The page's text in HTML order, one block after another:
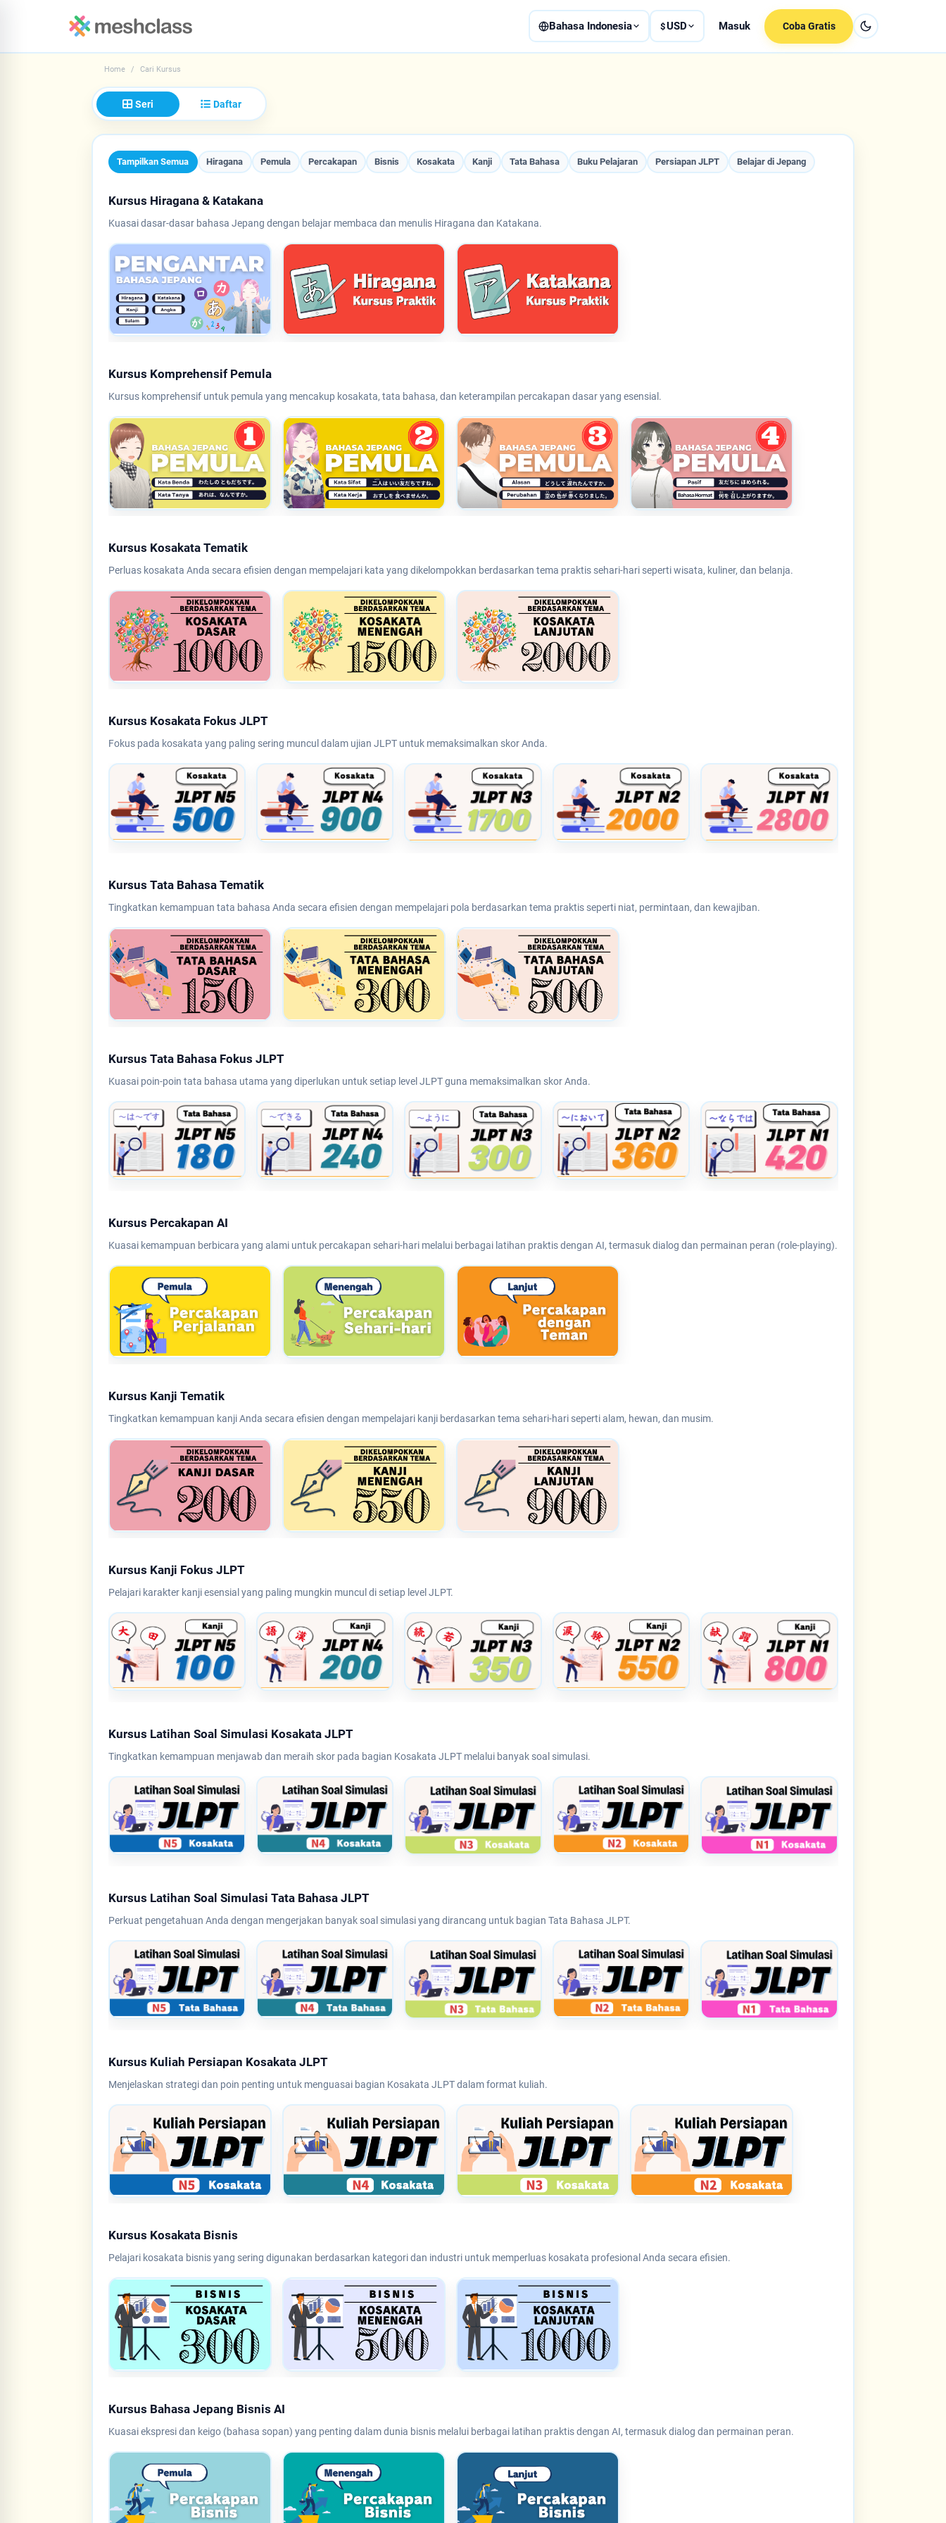
Bahasa Indonesia $USD Masuk Coba Gratis
Home Cari Kursus
Seri Daftar
Tampilkan Semua Hiragana Pemula Percakapan Bisnis Kosakata Kanji Tata Bahasa Buku Pelajaran Persiapan JLPT Belajar di Jepang
Kursus Hiragana & Katakana
Kuasai dasar-dasar bahasa Jepang dengan belajar membaca dan menulis Hiragana dan Katakana.
Kursus Komprehensif Pemula
Kursus komprehensif untuk pemula yang mencakup kosakata, tata bahasa, dan keterampilan percakapan dasar yang esensial.
Kursus Kosakata Tematik
Perluas kosakata Anda secara efisien dengan mempelajari kata yang dikelompokkan berdasarkan tema praktis sehari-hari seperti wisata, kuliner, dan belanja.
Kursus Kosakata Fokus JLPT
Fokus pada kosakata yang paling sering muncul dalam ujian JLPT untuk memaksimalkan skor Anda.
Kursus Tata Bahasa Tematik
Tingkatkan kemampuan tata bahasa Anda secara efisien dengan mempelajari pola berdasarkan tema praktis seperti niat, permintaan, dan kewajiban.
Kursus Tata Bahasa Fokus JLPT
Kuasai poin-poin tata bahasa utama yang diperlukan untuk setiap level JLPT guna memaksimalkan skor Anda.
Kursus Percakapan AI
Kuasai kemampuan berbicara yang alami untuk percakapan sehari-hari melalui berbagai latihan praktis dengan AI, termasuk dialog dan permainan peran (role-playing).
Kursus Kanji Tematik
Tingkatkan kemampuan kanji Anda secara efisien dengan mempelajari kanji berdasarkan tema sehari-hari seperti alam, hewan, dan musim.
Kursus Kanji Fokus JLPT
Pelajari karakter kanji esensial yang paling mungkin muncul di setiap level JLPT.
Kursus Latihan Soal Simulasi Kosakata JLPT
Tingkatkan kemampuan menjawab dan meraih skor pada bagian Kosakata JLPT melalui banyak soal simulasi.
Kursus Latihan Soal Simulasi Tata Bahasa JLPT
Perkuat pengetahuan Anda dengan mengerjakan banyak soal simulasi yang dirancang untuk bagian Tata Bahasa JLPT.
Kursus Kuliah Persiapan Kosakata JLPT
Menjelaskan strategi dan poin penting untuk menguasai bagian Kosakata JLPT dalam format kuliah.
Kursus Kosakata Bisnis
Pelajari kosakata bisnis yang sering digunakan berdasarkan kategori dan industri untuk memperluas kosakata profesional Anda secara efisien.
Kursus Bahasa Jepang Bisnis AI
Kuasai ekspresi dan keigo (bahasa sopan) yang penting dalam dunia bisnis melalui berbagai latihan praktis dengan AI, termasuk dialog dan permainan peran.